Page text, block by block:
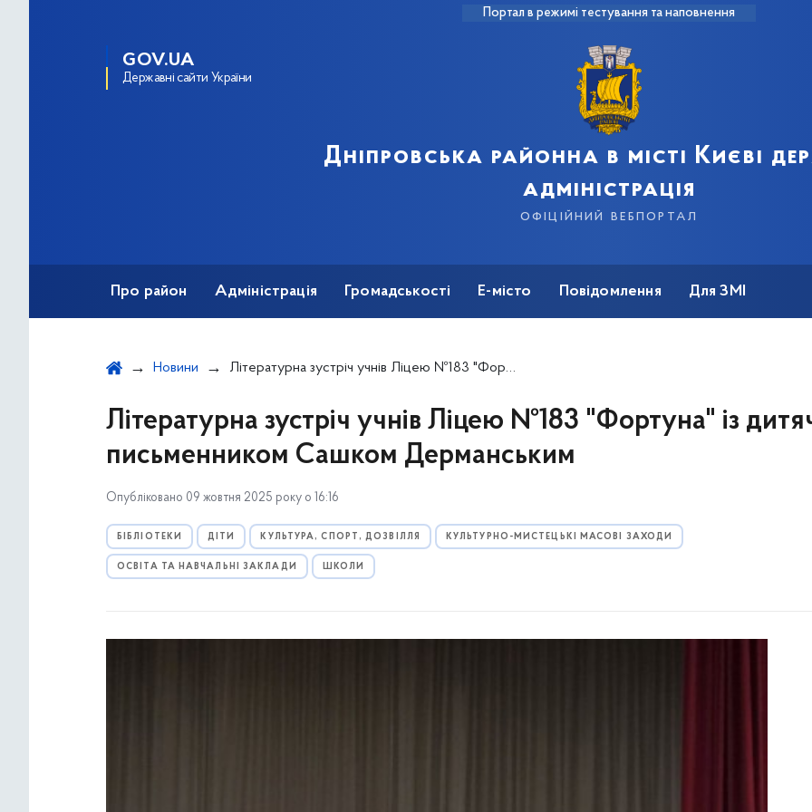
Портал в режимі тестування та наповнення
GOV.UA
Державні сайти України
Дніпровська районна в місті Києві
адміністрація
офіційний вебпортал
Про район Адміністрація Громадськості Е-місто Повідомлення Для ЗМІ
Новини Літературна зустріч учнів Ліцею №183 "Фортуна" із дитячим письменником Сашком Дерманським
Літературна зустріч учнів Ліцею №183 "Фортуна" із
письменником Сашком Дерманським
Опубліковано 09 жовтня 2025 року о 16:16
БІБЛІОТЕКИ ДІТИ КУЛЬТУРА, СПОРТ, ДОЗВІЛЛЯ КУЛЬТУРНО-МИСТЕЦЬКІ МАСОВІ ЗАХОДИ
ОСВІТА ТА НАВЧАЛЬНІ ЗАКЛАДИ ШКОЛИ